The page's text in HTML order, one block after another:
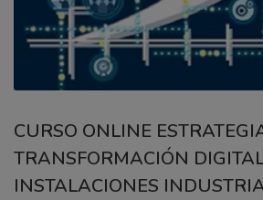
CURSO ONLINE
TRANSFORMACIÓN
INSTALACIONES